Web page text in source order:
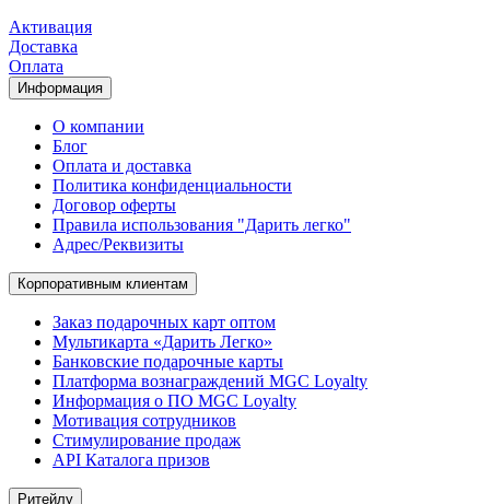
Активация
Доставка
Оплата
Информация
О компании
Блог
Оплата и доставка
Политика конфиденциальности
Договор оферты
Правила использования "Дарить легко"
Адрес/Реквизиты
Корпоративным клиентам
Заказ подарочных карт оптом
Мультикарта «Дарить Легко»
Банковские подарочные карты
Платформа вознаграждений MGC Loyalty
Информация о ПО MGC Loyalty
Мотивация сотрудников
Стимулирование продаж
API Каталога призов
Ритейлу